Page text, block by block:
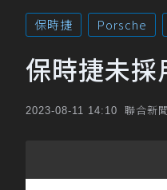
保時捷 Porsche
保時捷未採
2023-08-11 14:10 聯合新